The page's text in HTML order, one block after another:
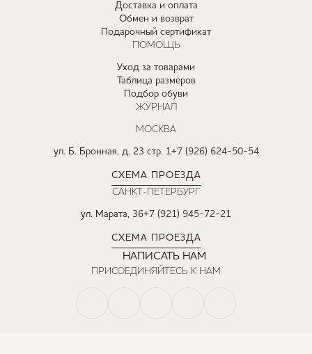
Доставка и оплата
Обмен и возврат
Подарочный сертификат
ПОМОЩЬ
Уход за товарами
Таблица размеров
Подбор обуви
ЖУРНАЛ
МОСКВА
ул. Б. Бронная, д. 23 стр. 1+7 (926) 624-50-54
СХЕМА ПРОЕЗДА
САНКТ-ПЕТЕРБУРГ
ул. Марата, 36+7 (921) 945-72-21
СХЕМА ПРОЕЗДА
НАПИСАТЬ НАМ
ПРИСОЕДИНЯЙТЕСЬ К НАМ